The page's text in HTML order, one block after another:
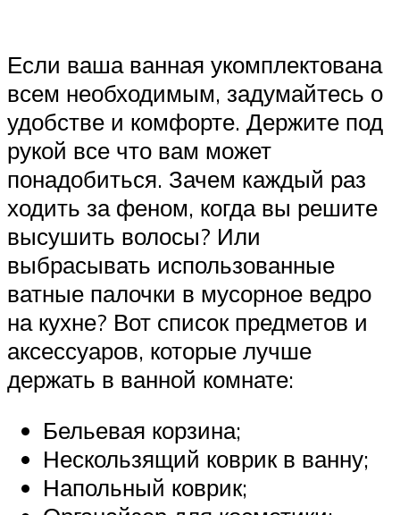
Если ваша ванная укомплектована
всем необходимым, задумайтесь о
удобстве и комфорте. Держите под
рукой все что вам может
понадобиться. Зачем каждый раз
ходить за феном, когда вы решите
высушить волосы? Или
выбрасывать использованные
ватные палочки в мусорное ведро
на кухне? Вот список предметов и
аксессуаров, которые лучше
держать в ванной комнате:
Бельевая корзина;
Нескользящий коврик в ванну;
Напольный коврик;